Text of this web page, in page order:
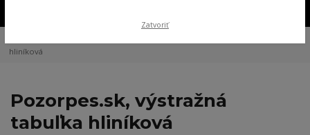
hliníková
Pozorpes.sk, výstražná
tabuľka hliníková
Zatvoriť